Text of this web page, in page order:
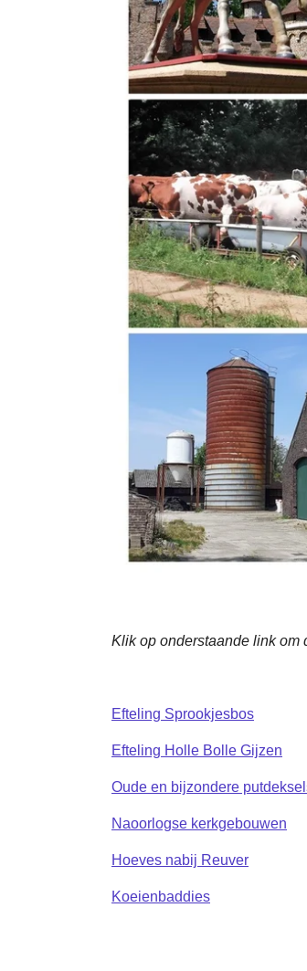
Klik op onderstaande link om
Efteling Sprookjesbos
Efteling Holle Bolle Gijzen
Oude en bijzondere
Naoorlogse kerkgebouwen
Hoeves nabij Reuver
Koeienbaddies